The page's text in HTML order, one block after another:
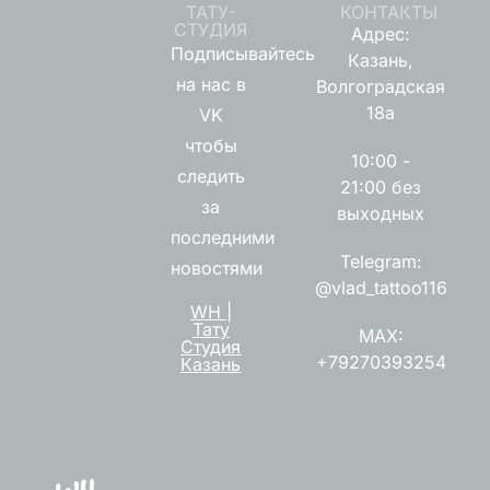
ТАТУ-
СТУДИЯ
Подписывайтесь
на нас в
VK
чтобы
следить
за
последними
новостями
WH |
Тату
Студия
Казань
КОНТАКТЫ
Адрес:
Казань,
Волгоградская
18а
10:00 -
21:00 без
выходных
Telegram:
@vlad_tattoo116
MAX:
+79270393254